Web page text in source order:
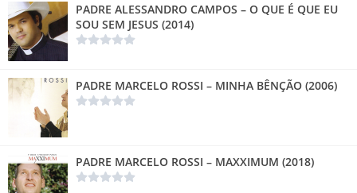
PADRE ALESSANDRO CAMPOS – O QUE É QUE EU
SOU SEM JESUS (2014)
PADRE MARCELO ROSSI – MINHA BÊNÇÃO (2006)
PADRE MARCELO ROSSI – MAXXIMUM (2018)